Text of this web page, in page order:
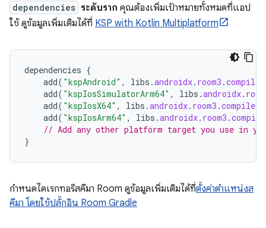
dependencies ระดับราก คุณต้องเพิ่มเป้าหมายทั้งหมดที่แอป
ใช้ ดูข้อมูลเพิ่มเติมได้ที่ KSP with Kotlin Multiplatform
dependencies {
add( "kspAndroid" , libs .androidx. room3 .compiler
add( "kspIosSimulatorArm64" , libs .androidx.
add( "kspIosX64" , libs .androidx. room3 .compiler
add( "kspIosArm64" , libs .androidx. room3 .
// Add any other platform target you use in
}
กำหนดไดเรกทอรีสคีมา Room ดูข้อมูลเพิ่มเติมได้ที่ตั้งค่าตำแหน่งส
คีมา โดยใช้ปลั๊กอิน Room Gradle